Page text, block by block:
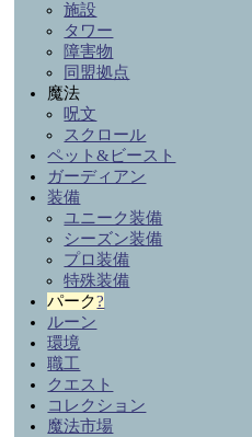
施設
タワー
障害物
同盟拠点
魔法
呪文
スクロール
ペット&ビースト
ガーディアン
装備
ユニーク装備
シーズン装備
プロ装備
特殊装備
パーク?
ルーン
環境
職工
クエスト
コレクション
魔法市場